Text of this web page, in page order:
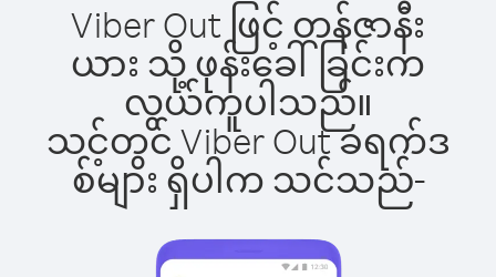
Viber Out ဖြင့် တန်ဇာနီး
ယား သို့ ဖုန်းခေါ်ခြင်းက
လွယ်ကူပါသည်။
သင့်တွင် Viber Out ခရက်ဒ
စ်များ ရှိပါက သင်သည်-